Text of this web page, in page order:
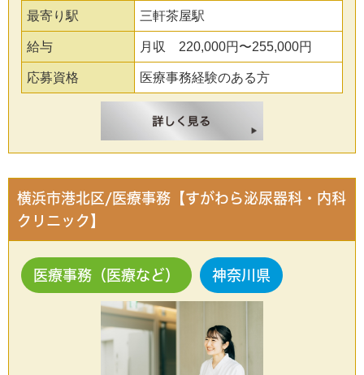
最寄り駅 三軒茶屋駅
給与 月収 220,000円〜255,000円
応募資格 医療事務経験のある方
横浜市港北区/医療事務【すがわら泌尿器科・内科
クリニック】
医療事務（医療など） 神奈川県